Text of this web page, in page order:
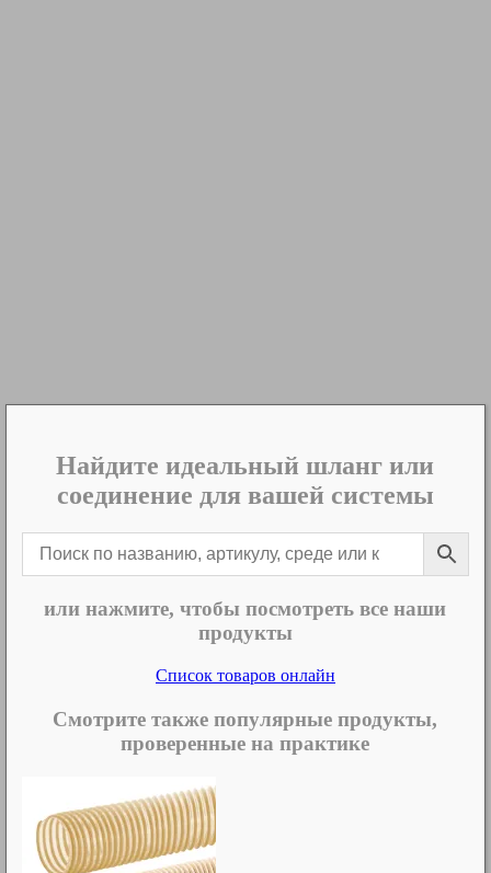
Найдите идеальный шланг или
соединение для вашей системы
или нажмите, чтобы посмотреть все наши
продукты
Список товаров онлайн
Смотрите также популярные продукты,
проверенные на практике